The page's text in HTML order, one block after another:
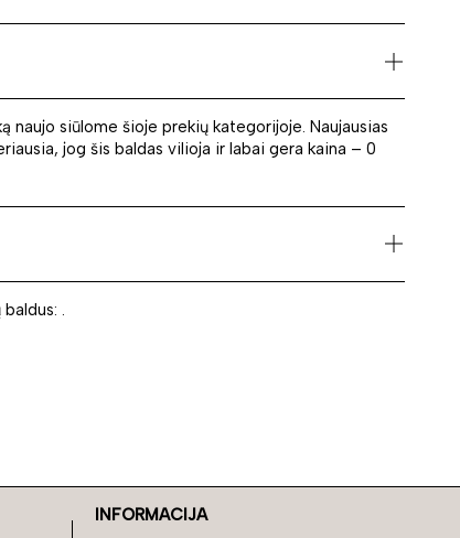
siūlome šioje prekių kategorijoje. Naujausias
jog šis baldas vilioja ir labai gera kaina – 0
.
INFORMACIJA